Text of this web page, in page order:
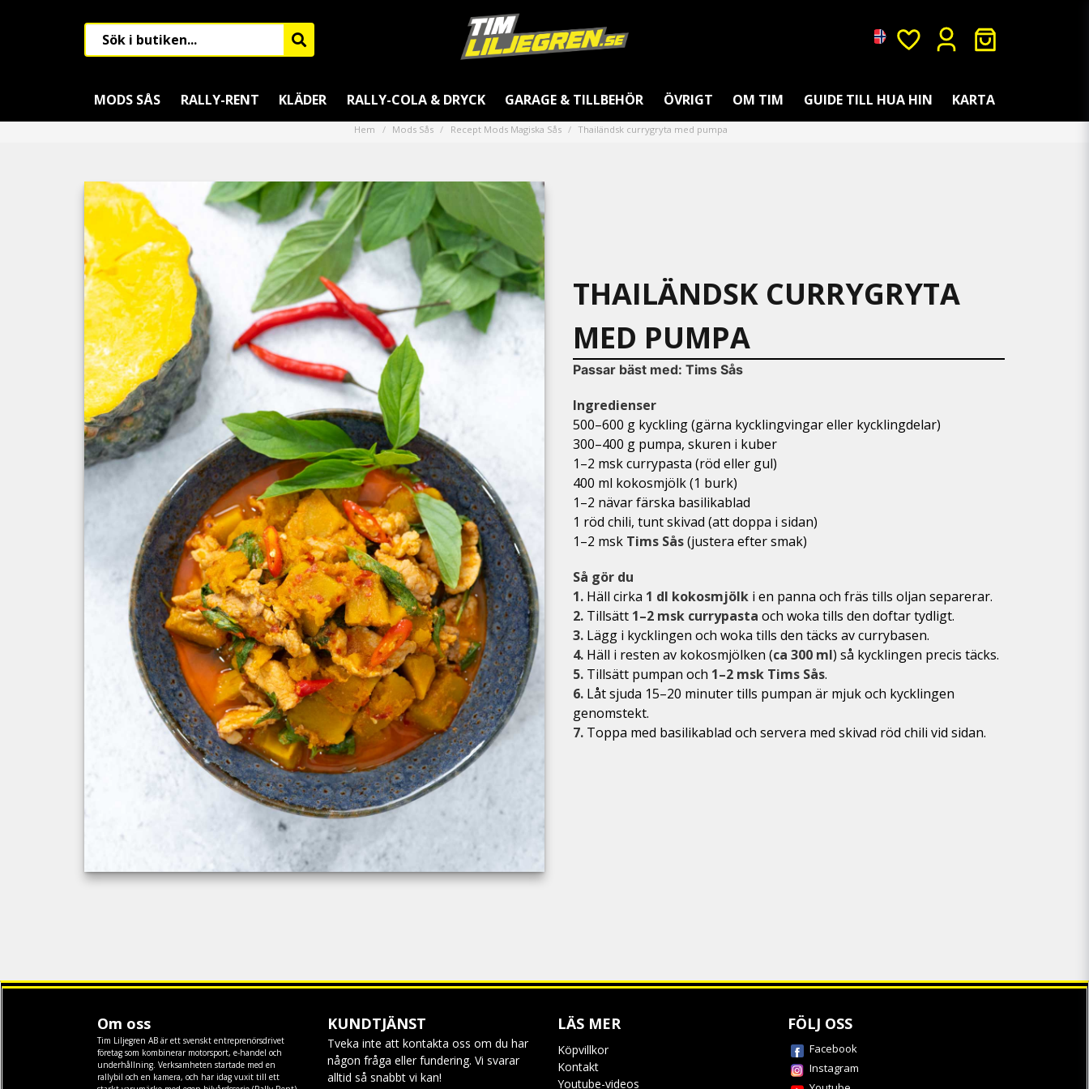
MODS SÅS RALLY-RENT KLÄDER RALLY-COLA & DRYCK GARAGE & TILLBEHÖR ÖVRIGT OM TIM GUIDE TILL HUA HIN KARTA
Hem Mods Sås Recept Mods Magiska Sås Thailändsk currygryta med pumpa
THAILÄNDSK CURRYGRYTA
MED PUMPA
Passar bäst med: Tims Sås
Ingredienser
500–600 g kyckling (gärna kycklingvingar eller kycklingdelar)
300–400 g pumpa, skuren i kuber
1–2 msk currypasta (röd eller gul)
400 ml kokosmjölk (1 burk)
1–2 nävar färska basilikablad
1 röd chili, tunt skivad (att doppa i sidan)
1–2 msk Tims Sås(justera efter smak)
Så gör du
1. Häll cirka 1 dl kokosmjölk i en panna och fräs tills oljan separerar.
2. Tillsätt 1–2 msk currypasta och woka tills den doftar tydligt.
3. Lägg i kycklingen och woka tills den täcks av currybasen.
4. Häll i resten av kokosmjölken (ca 300 ml) så kycklingen precis täcks.
5. Tillsätt pumpan och 1–2 msk Tims Sås.
6. Låt sjuda 15–20 minuter tills pumpan är mjuk och kycklingen
genomstekt.
7. Toppa med basilikablad och servera med skivad röd chili vid sidan.
Om oss
Tim Liljegren AB är ett svenskt entreprenörsdrivet
företag som kombinerar motorsport, e-handel och
underhållning. Verksamheten startade med en
rallybil och en kamera, och har idag vuxit till ett
KUNDTJÄNST
Tveka inte att kontakta oss om du har
någon fråga eller fundering. Vi svarar
alltid så snabbt vi kan!
LÄS MER
Köpvillkor
Kontakt
Youtube-videos
FÖLJ OSS
Facebook
Instagram